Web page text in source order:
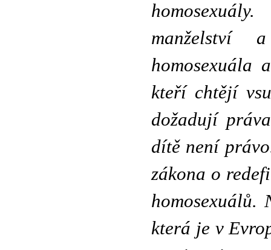
manželství
homosexuála
kteří chtějí
dožadují
dítě není
zákona o
homosexuálů.
která je v